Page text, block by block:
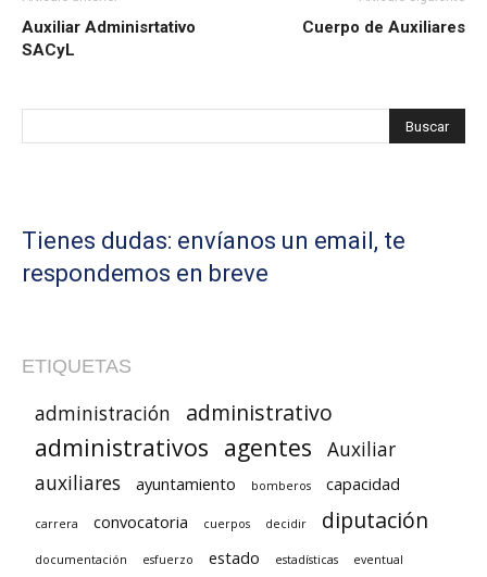
Auxiliar Adminisrtativo
SACyL
Cuerpo de Auxiliares
Tienes dudas: envíanos un email, te
respondemos en breve
ETIQUETAS
administración administrativo
administrativos agentes
Auxiliar
auxiliares
ayuntamiento bomberos capacidad
carrera convocatoria cuerpos decidir diputación
documentación esfuerzo estado estadísticas eventual